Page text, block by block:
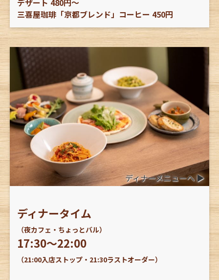
デザート 480円〜
三喜屋珈琲「京都ブレンド」コーヒー 450円
ディナーメニューへ ▶︎
ディナータイム
（夜カフェ・ちょっとバル）
17:30〜22:00
（21:00入店ストップ・21:30ラストオーダー）